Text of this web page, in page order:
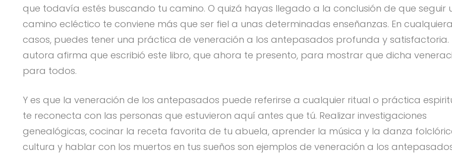
que todavía estés buscando tu camino. O quizá hayas llegado a la conclusión de que seguir
camino ecléctico te conviene más que ser fiel a unas determinadas enseñanzas. En
casos, puedes tener una práctica de veneración a los antepasados profunda y satisfactoria.
autora afirma que escribió este libro, que ahora te presento, para mostrar que dicha
para todos.
Y es que la veneración de los antepasados puede referirse a cualquier ritual o práctica
te reconecta con las personas que estuvieron aquí antes que tú. Realizar investigaciones
genealógicas, cocinar la receta favorita de tu abuela, aprender la música y la danza
cultura y hablar con los muertos en tus sueños son ejemplos de veneración a los